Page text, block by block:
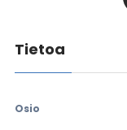
Tietoa
Osio